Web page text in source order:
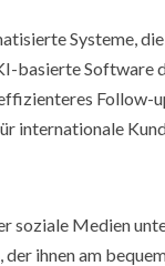
Systeme,
basierte Software
Follow-
internationale
soziale Medien
ihnen am